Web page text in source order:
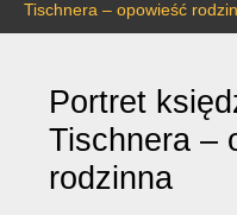
Tischnera – opowieść
Portret
Tischnera –
rodzinna